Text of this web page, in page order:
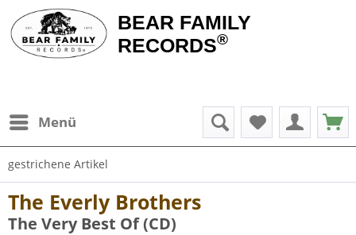
BEAR FAMILY
RECORDS®
Menü
gestrichene Artikel
The Everly Brothers
The Very Best Of (CD)